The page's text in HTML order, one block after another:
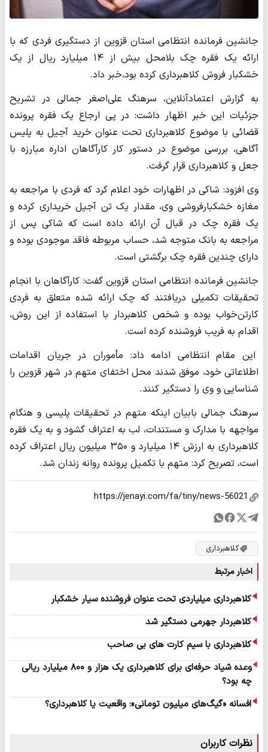
جانشین فرمانده انتظامی استان قزوین از دستگیری فردی که با
ارائه یک فقره چک بلامحل بیش از ۱۴ میلیارد ریال از یک
خشکبار فروش کلاهبرداری کرده بود،خبر داد.
به گزارش اعتمادآنلاین، سرهنگ علی‌اصغر جمالی در تشریح
جزئیات این خبر اظهار داشت: در پی ارجاع یک فقره پرونده
قضائی با موضوع کلاهبرداری تحت عنوان خرید آجیل به پلیس
آگاهی، بررسی موضوع در دستور کار کارآگاهان اداره مبارزه با
جعل و کلاهبرداری قرار گرفت.
وی افزود: شاکی در اظهارات خود اعلام کرد که فردی با مراجعه به
مغازه خشکبارفروشی وی، مقدار یک تن آجیل خریداری کرده و
یک فقره چک در قبال آن ارائه داده است که شاکی پس از
مراجعه به بانک متوجه شد، حساب مربوطه فاقد موجودی بوده و
دارای چندین فقره چک برگشتی است.
جانشین فرمانده انتظامی استان قزوین گفت: کارآگاهان با انجام
تحقیقات تکمیلی دریافتند که چک ارائه شده متعلق به فردی
کارتن‌خواب بوده و شخص کلاهبردار با استفاده از این روش،
اقدام به فریب فروشنده کرده است.
این مقام انتظامی ادامه داد: مأموران در جریان اقدامات
اطلاعاتی خود، موفق شدند محل اختفای متهم در شهر قزوین را
شناسایی و وی را دستگیر کنند.
سرهنگ جمالی بابیان اینکه متهم در تحقیقات پلیسی و هنگام
مواجهه با مدارک و مستندات، لب به اعتراف گشود و به یک فقره
کلاهبرداری به ارزش ۱۴ میلیارد و ۳۵۰ میلیون ریال اعتراف کرده
است، تصریح کرد: متهم با تکمیل پرونده روانه زندان شد.
کلاهبرداری
اخبار مرتبط
کلاهبرداری میلیاردی تحت عنوان فروشنده سیار خشکبار
کلاهبردار جهرمی دستگیر شد
کلاهبرداری با سیم کارت های بی صاحب
وعده شیاد حرفه‌ای برای کلاهبرداری یک هزار و ۸۰۰ میلیارد ریالی
چه بود؟
افسانه «گیگ‌های میلیون تومانی»: واقعیت یا کلاهبرداری؟
نظرات کاربران